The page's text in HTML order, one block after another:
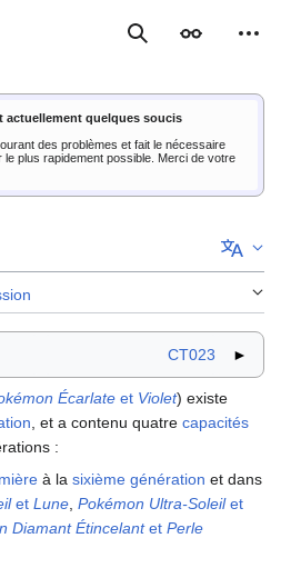
RechercherApparence
actuellement quelques soucis
des problèmes et fait le nécessaire
le plus rapidement possible. Merci de votre
CT023 ►
Écarlate et Violet) existe
, et a contenu quatre capacités
:
à lasixième génération et dans
etLune ,Pokémon Ultra-Soleilet
Diamant ÉtincelantetPerle